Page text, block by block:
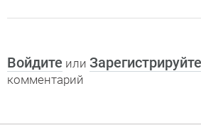
Войдите или
комментарий